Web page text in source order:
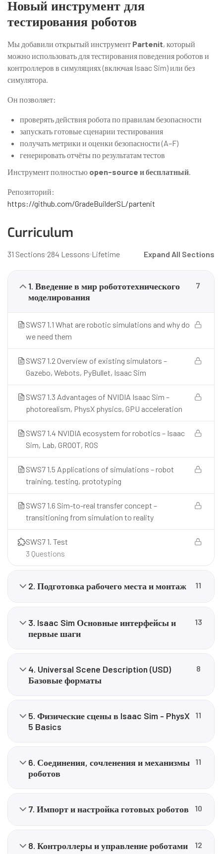
Новый инструмент для
тестирования роботов
Мы добавили открытый инструмент Partenit, который
можно использовать для тестирования поведения роботов и
контроллеров в симуляциях (включая Isaac Sim) или без
симулятора.
Он позволяет:
проверять действия робота по правилам безопасности
запускать готовые сценарии тестирования
получать метрики и оценки безопасности (A–F)
генерировать отчёты по результатам тестов
Инструмент полностью open-source и бесплатный
Репозиторий:
https://github.com/GradeBuilderSL/partenit
Curriculum
31 Sections 284 Lessons Lifetime Expand All Sections
1. Введение в мир робототехнического
моделирования
7
SWS7 1.1 What are robotic simulations and why do
we need them
SWS7 1.2 Overview of existing simulators –
Gazebo, Webots, PyBullet, Isaac Sim
SWS7 1.3 Advantages of NVIDIA Isaac Sim –
photorealism, PhysX physics, GPU acceleration
SWS7 1.4 NVIDIA ecosystem for robotics – Isaac
Sim, Lab, GROOT, ROS
SWS7 1.5 Applications of simulations – robot
training, testing, prototyping
SWS7 1.6 Sim-to-real transfer concept –
transitioning from simulation to reality
SWS7 1. Test
3 Questions
2. Подготовка рабочего места и монтаж 11
3. Isaac Sim Основные интерфейсы и
первые шаги
13
4. Universal Scene Description (USD)
Базовые форматы
8
5. Физические сцены в Isaac Sim - PhysX
5 Basics
11
6. Соединения, сочленения и механизмы
роботов
11
7. Импорт и настройка готовых роботов 10
8. Контроллеры и управление роботами 12